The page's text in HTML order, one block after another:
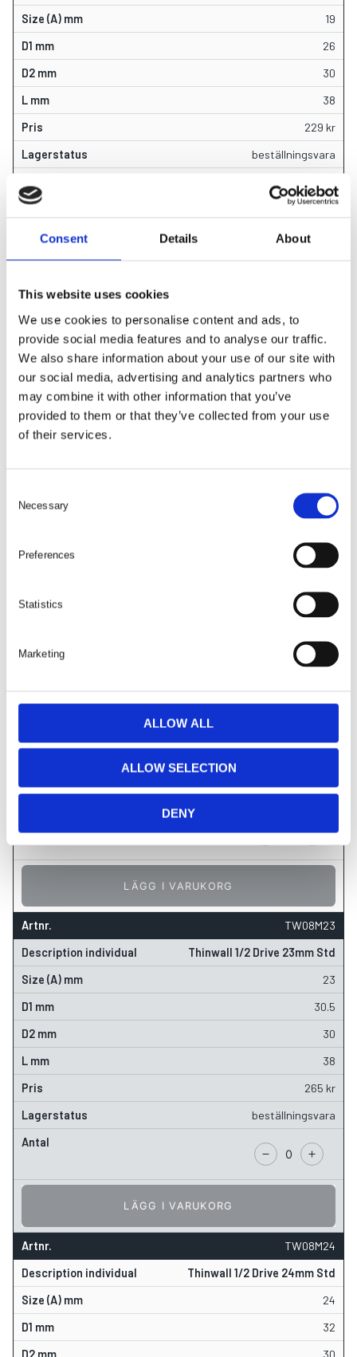
Consent Details About
This website uses cookies
We use cookies to personalise content and ads, to
provide social media features and to analyse our traffic.
We also share information about your use of our site with
our social media, advertising and analytics partners who
may combine it with other information that you’ve
provided to them or that they’ve collected from your use
of their services.
Necessary
Preferences
Statistics
Marketing
ALLOW ALL
ALLOW SELECTION
DENY
19
26
30
38
229 kr
beställningsvara
LÄGG I VARUKORG
Thinwall 1/2 Drive 21mm Std
21
28
38
TW08M22
22
38
beställningsvara
LÄGG I VARUKORG
TW08M23
Thinwall 1/2 Drive 23mm Std
23
30.5
30
38
265 kr
beställningsvara
LÄGG I VARUKORG
TW08M24
Thinwall 1/2 Drive 24mm Std
24
32
30